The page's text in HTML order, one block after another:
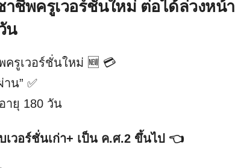
ชีพครูเวอร์ชั่นใหม่ ต่อได้ล่วงหน้า
น
รูเวอร์ชั่นใหม่ 🆕 💳
น” ✅
ายุ 180 วัน
วอร์ชั่นเก่า+ เป็น ค.ศ.2 ขึ้นไป 👈